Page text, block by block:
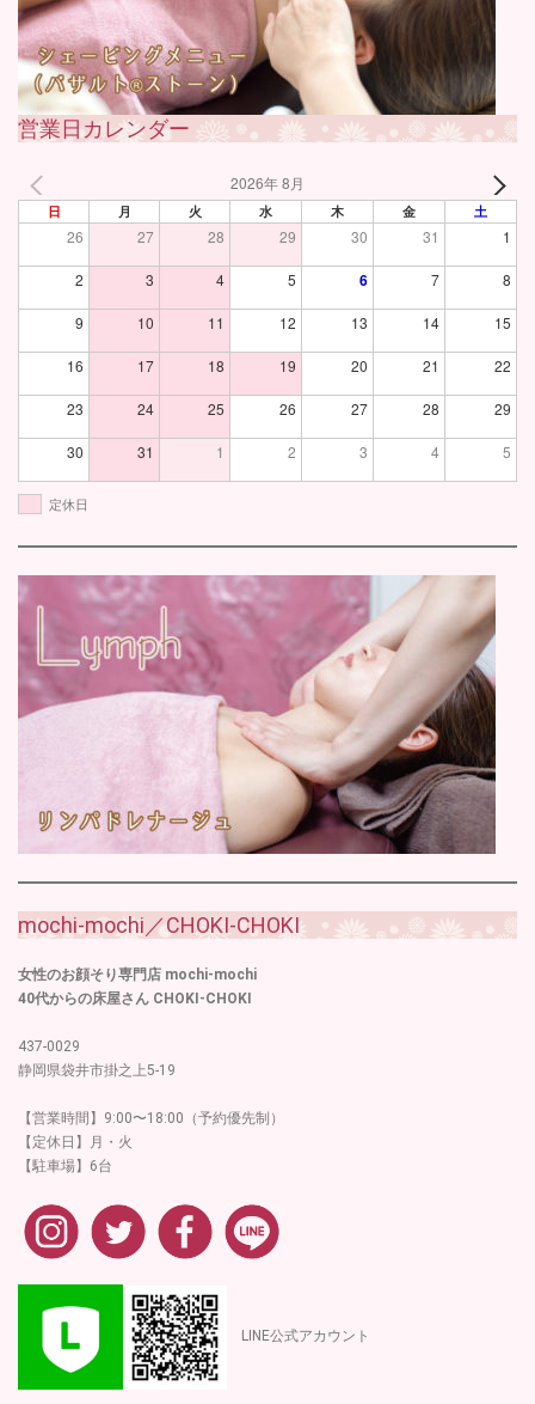
営業日カレンダー
2026年 8月
日 月 火 水 木 金 土
26 27 28 29 30 31 1
2 3 4 5 6 7 8
9 10 11 12 13 14 15
16 17 18 19 20 21 22
23 24 25 26 27 28 29
30 31 1 2 3 4 5
定休日
mochi-mochi／CHOKI-CHOKI
女性のお顔そり専門店 mochi-mochi
40代からの床屋さん CHOKI-CHOKI
437-0029
静岡県袋井市掛之上5-19
【営業時間】9:00〜18:00（予約優先制）
【定休日】月・火
【駐車場】6台
LINE公式アカウント